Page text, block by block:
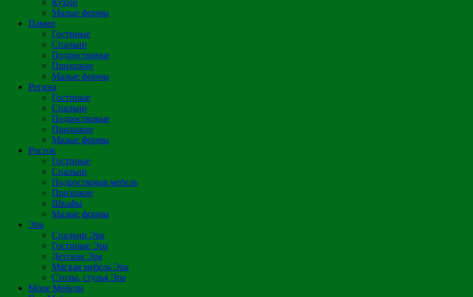
Кухни
Малые формы
Памир
Гостиные
Спальни
Подростковые
Прихожие
Малые формы
Регина
Гостиные
Спальни
Подростковые
Прихожие
Малые формы
Росток
Гостиные
Спальни
Подростковая мебель
Прихожие
Шкафы
Малые формы
Эра
Спальни Эра
Гостиные Эра
Детские Эра
Мягкая мебель Эра
Столы, стулья Эра
Море Мебели